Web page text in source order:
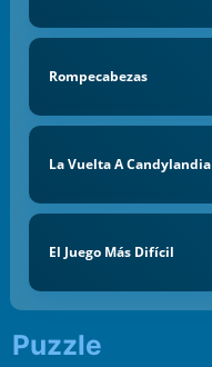
Rompecabezas
La Vuelta A Candylandia
El Juego Más Difícil
Puzzle